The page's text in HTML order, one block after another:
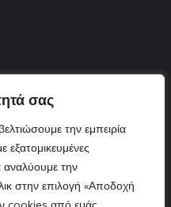
σας
την εμπειρία
αναλύουμε την
στην επιλογή «Αποδοχή